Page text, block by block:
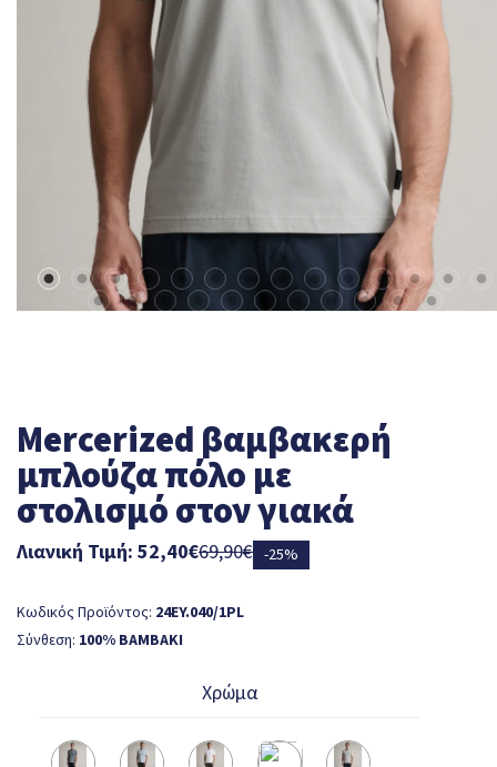
Mercerized βαμβακερή
μπλούζα πόλο με
στολισμό στον γιακά
69,90€
Λιανική Τιμή: 52,40€ -25%
Κωδικός Προϊόντος: 24EY.040/1PL
Σύνθεση: 100% ΒΑΜΒΑΚΙ
Χρώμα